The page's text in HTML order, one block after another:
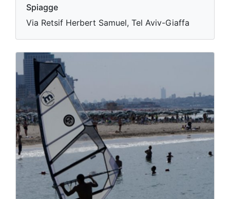
Spiagge
Via Retsif Herbert Samuel, Tel Aviv-Giaffa